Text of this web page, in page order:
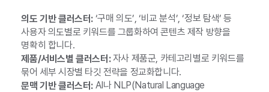
의도 기반 클러스터:‘구매 의도’, ‘비교 분석’, ‘정보 탐색’ 등
사용자 의도별로 키워드를 그룹화하여 콘텐츠 제작 방향을
명확히 합니다.
제품/서비스별 클러스터:자사 제품군, 카테고리별로 키워드를
묶어 세부 시장별 타깃 전략을 정교화합니다.
문맥 기반 클러스터:AI나 NLP(Natural Language